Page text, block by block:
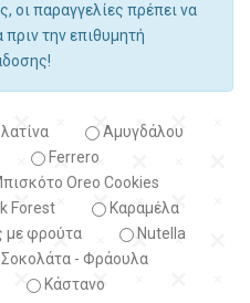
οι παραγγελίες πρέπει να
πριν την επιθυμητή
Αμυγδάλου
Ferrero
Oreo Cookies
Forest
Kαραμέλα
με φρούτα
Nutella
- Φράουλα
Κάστανο